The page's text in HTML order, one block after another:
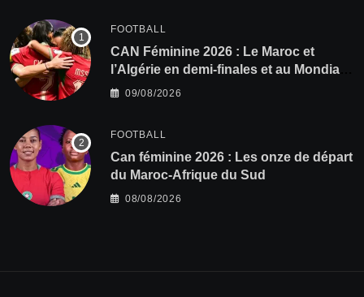
FOOTBALL
CAN Féminine 2026 : Le Maroc et
l’Algérie en demi-finales et au Mondial
2027 !
09/08/2026
FOOTBALL
‎Can féminine 2026 : Les onze de départ
du Maroc-Afrique du Sud
08/08/2026